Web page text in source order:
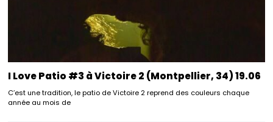
I Love Patio #3 à Victoire 2 (Montpellier, 34) 19.06
C’est une tradition, le patio de Victoire 2 reprend des couleurs chaque
année au mois de